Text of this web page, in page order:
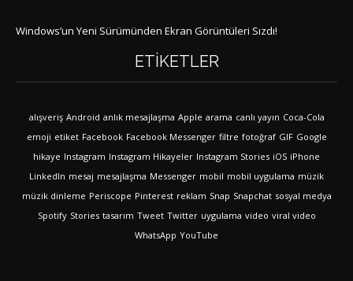
Windows’un Yeni Sürümünden Ekran Görüntüleri Sızdı!
ETIKETLER
alışveriş Android anlık mesajlaşma Apple arama canlı yayın Coca-Cola
emoji etiket Facebook Facebook Messenger filtre fotoğraf GIF Google
hikaye Instagram Instagram Hikayeler Instagram Stories iOS iPhone
LinkedIn mesaj mesajlaşma Messenger mobil mobil uygulama müzik
müzik dinleme Periscope Pinterest reklam Snap Snapchat sosyal medya
Spotify Stories tasarım Tweet Twitter uygulama video viral video
WhatsApp YouTube